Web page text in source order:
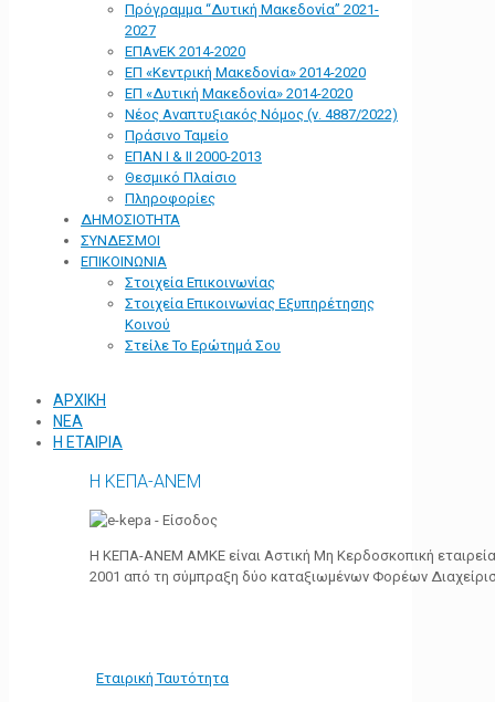
Πρόγραμμα “Δυτική Μακεδονία” 2021-
2027
ΕΠΑνΕΚ 2014-2020
ΕΠ «Kεντρική Μακεδονία» 2014-2020
ΕΠ «Δυτική Μακεδονία» 2014-2020
Νέος Αναπτυξιακός Νόμος (ν. 4887/2022)
Πράσινο Ταμείο
ΕΠΑΝ Ι & ΙΙ 2000-2013
Θεσμικό Πλαίσιο
Πληροφορίες
ΔΗΜΟΣΙΟΤΗΤΑ
ΣΥΝΔΕΣΜΟΙ
ΕΠΙΚΟΙΝΩΝΙΑ
Στοιχεία Επικοινωνίας
Στοιχεία Επικοινωνίας Εξυπηρέτησης
Κοινού
Στείλε Το Ερώτημά Σου
ΑΡΧΙΚΗ
ΝΕΑ
Η ΕΤΑΙΡΙΑ
Η ΚΕΠΑ-ΑΝΕΜ
Η ΚΕΠΑ-ΑΝΕΜ ΑΜΚΕ είναι Αστική Μη Κερδοσκοπική
2001 από τη σύμπραξη δύο καταξιωμένων Φορέων
Εταιρική Ταυτότητα